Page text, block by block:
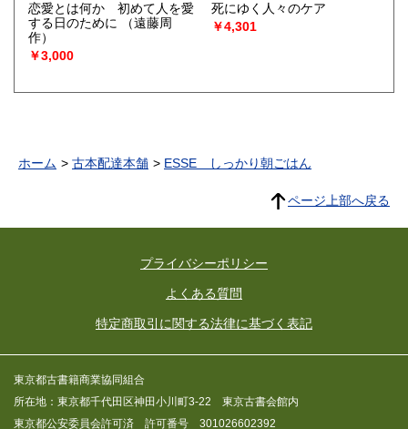
恋愛とは何か 初めて人を愛
する日のために
（遠藤周
作）
￥3,000
死にゆく人々のケア
￥4,301
ホーム 古本配達本舗 ESSE しっかり朝ごはん
ページ上部へ戻る
プライバシーポリシー
よくある質問
特定商取引に関する法律に基づく表記
東京都古書籍商業協同組合
所在地：東京都千代田区神田小川町3-22 東京古書会館内
東京都公安委員会許可済 許可番号 301026602392